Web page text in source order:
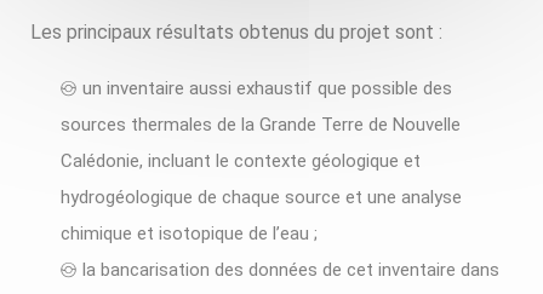
Les principaux résultats obtenus du projet sont :
un inventaire aussi exhaustif que possible des
sources thermales de la Grande Terre de Nouvelle
Calédonie, incluant le contexte géologique et
hydrogéologique de chaque source et une analyse
chimique et isotopique de l’eau ;
la bancarisation des données de cet inventaire dans